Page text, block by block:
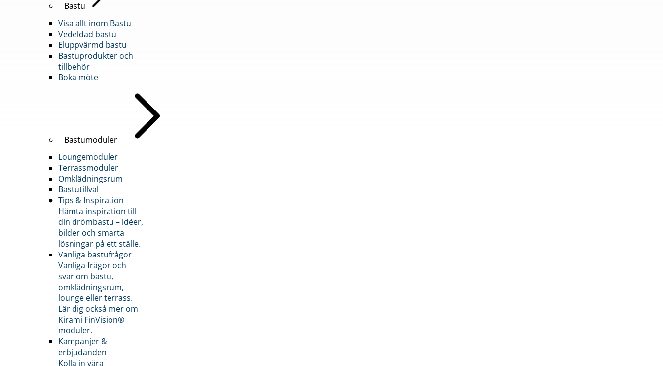
Bastu
Visa allt inom Bastu
Vedeldad bastu
Eluppvärmd bastu
Bastuprodukter och
tillbehör
Boka möte
Bastumoduler
Loungemoduler
Terrassmoduler
Omklädningsrum
Bastutillval
Tips & Inspiration
Hämta inspiration till
din drömbastu – idéer,
bilder och smarta
lösningar på ett ställe.
Vanliga bastufrågor
Vanliga frågor och
svar om bastu,
omklädningsrum,
lounge eller terrass.
Lär dig också mer om
Kirami FinVision®
moduler.
Kampanjer &
erbjudanden
Kolla in våra